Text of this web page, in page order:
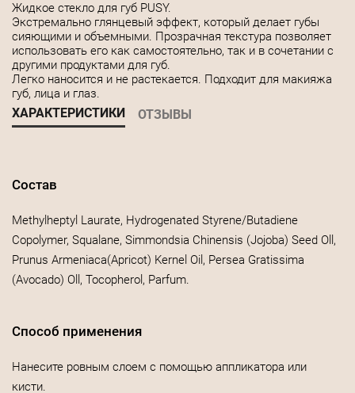
Жидкое стекло для губ PUSY.
Экстремально глянцевый эффект, который делает губы
сияющими и объемными. Прозрачная текстура позволяет
использовать его как самостоятельно, так и в сочетании с
другими продуктами для губ.
Легко наносится и не растекается. Подходит для макияжа
губ, лица и глаз.
ХАРАКТЕРИСТИКИ ОТЗЫВЫ
Состав
Methylheptyl Laurate, Hydrogenated Styrene/Butadiene
Copolymer, Squalane, Simmondsia Chinensis (Jojoba) Seed Oll,
Prunus Armeniaca(Apricot) Kernel Oil, Persea Gratissima
(Avocado) Oll, Tocopherol, Parfum.
Способ применения
Нанесите ровным слоем с помощью аппликатора или
кисти.